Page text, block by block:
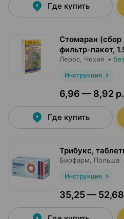
Где купить
Стомаран
фильтр-пакет,
Лерос , Чехия •
Инструкция
6,96 — 8,92 р.
Где купить
Трибукс,
Биофарм , Польша
Инструкция
35,25 —